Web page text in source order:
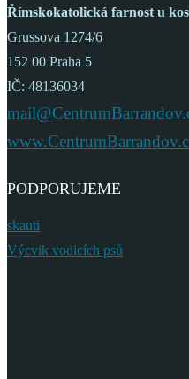
Římskokatolická farnost u
Grussova 1274/6
152 00 Praha 5
IČ: 48136034
PODPORUJEME
skauti
Výcvik vodicích psů